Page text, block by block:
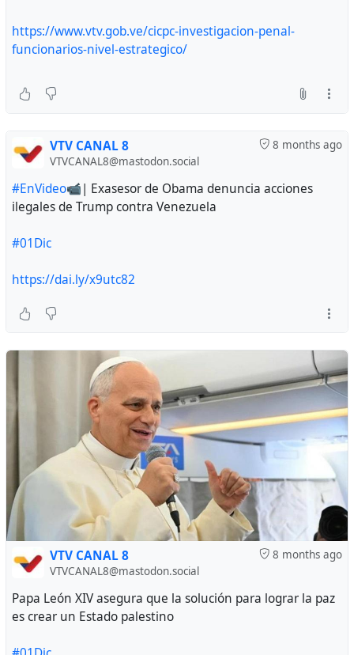
https://www.vtv.gob.ve/cicpc-investigacion-penal-
funcionarios-nivel-estrategico/
8 months ago
VTV CANAL 8
VTVCANAL8@mastodon.social
#EnVideo📹| Exasesor de Obama denuncia acciones
ilegales de Trump contra Venezuela
#01Dic
https://dai.ly/x9utc82
8 months ago
VTV CANAL 8
VTVCANAL8@mastodon.social
Papa León XIV asegura que la solución para lograr la paz
es crear un Estado palestino